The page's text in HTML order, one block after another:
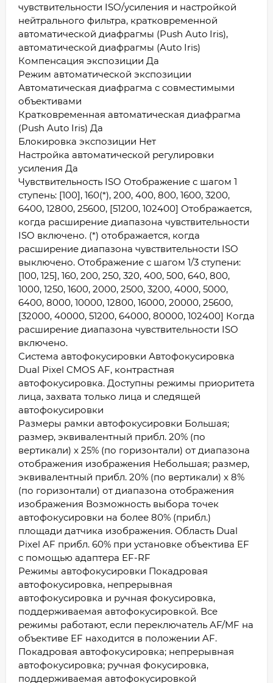
чувствительности ISO/усиления и настройкой
нейтрального фильтра, кратковременной
автоматической диафрагмы (Push Auto Iris),
автоматической диафрагмы (Auto Iris)
Компенсация экспозиции Да
Режим автоматической экспозиции
Автоматическая диафрагма с совместимыми
объективами
Кратковременная автоматическая диафрагма
(Push Auto Iris) Да
Блокировка экспозиции Нет
Настройка автоматической регулировки
усиления Да
Чувствительность ISO Отображение с шагом 1
ступень: [100], 160(*), 200, 400, 800, 1600, 3200,
6400, 12800, 25600, [51200, 102400] Отображается,
когда расширение диапазона чувствительности
ISO включено. (*) отображается, когда
расширение диапазона чувствительности ISO
выключено. Отображение с шагом 1/3 ступени:
[100, 125], 160, 200, 250, 320, 400, 500, 640, 800,
1000, 1250, 1600, 2000, 2500, 3200, 4000, 5000,
6400, 8000, 10000, 12800, 16000, 20000, 25600,
[32000, 40000, 51200, 64000, 80000, 102400] Когда
расширение диапазона чувствительности ISO
включено.
Система автофокусировки Автофокусировка
Dual Pixel CMOS AF, контрастная
автофокусировка. Доступны режимы приоритета
лица, захвата только лица и следящей
автофокусировки
Размеры рамки автофокусировки Большая;
размер, эквивалентный прибл. 20% (по
вертикали) x 25% (по горизонтали) от диапазона
отображения изображения Небольшая; размер,
эквивалентный прибл. 20% (по вертикали) x 8%
(по горизонтали) от диапазона отображения
изображения Возможность выбора точек
автофокусировки на более 80% (прибл.)
площади датчика изображения. Область Dual
Pixel AF прибл. 60% при установке объектива EF
с помощью адаптера EF-RF
Режимы автофокусировки Покадровая
автофокусировка, непрерывная
автофокусировка и ручная фокусировка,
поддерживаемая автофокусировкой. Все
режимы работают, если переключатель AF/MF на
объективе EF находится в положении AF.
Покадровая автофокусировка; непрерывная
автофокусировка; ручная фокусировка,
поддерживаемая автофокусировкой